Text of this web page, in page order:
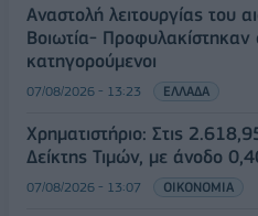
Αναστολή λειτουργίας του
Βοιωτία- Προφυλακίστηκαν
κατηγορούμενοι
07/08/2026 - 13:23 ΕΛΛΑΔΑ
Χρηματιστήριο: Στις
Δείκτης Τιμών, με άνοδο
07/08/2026 - 13:07 ΟΙΚΟΝΟΜΙΑ